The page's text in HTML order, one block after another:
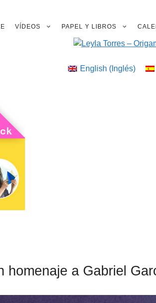
VÍDEOS PAPEL Y LIBROS
English ( Inglés)
homenaje a Gabriel